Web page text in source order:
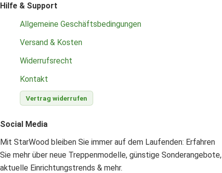
Hilfe & Support
Allgemeine Geschäftsbedingungen
Versand & Kosten
Widerrufsrecht
Kontakt
Vertrag widerrufen
Social Media
Mit StarWood bleiben Sie immer auf dem Laufenden: Erfahren
Sie mehr über neue Treppenmodelle, günstige Sonderangebote,
aktuelle Einrichtungstrends & mehr.